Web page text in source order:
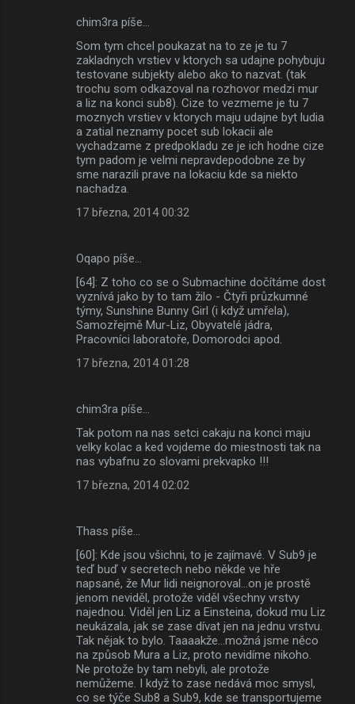
chim3ra píše…
Som tym chcel poukazat na to ze je tu 7
zakladnych vrstiev v ktorych sa udajne pohybuju
testovane subjekty alebo ako to nazvat. (tak
trochu som odkazoval na rozhovor medzi mur
a liz na konci sub8). Cize to vezmeme je tu 7
moznych vrstiev v ktorych maju udajne byt ludia
a zatial neznamy pocet sub lokacii ale
vychadzame z predpokladu ze je ich hodne cize
tym padom je velmi nepravdepodobne ze by
sme narazili prave na lokaciu kde sa niekto
nachadza.
17 března, 2014 00:32
Oqapo píše…
[64]: Z toho co se o Submachine dočítáme dost
vyznívá jako by to tam žilo - Čtyři průzkumné
týmy, Sunshine Bunny Girl (i když umřela),
Samozřejmě Mur-Liz, Obyvatelé jádra,
Pracovníci laboratoře, Domorodci apod.
17 března, 2014 01:28
chim3ra píše…
Tak potom na nas setci cakaju na konci maju
velky kolac a ked vojdeme do miestnosti tak na
nas vybafnu zo slovami prekvapko !!!
17 března, 2014 02:02
Thass píše…
[60]: Kde jsou všichni, to je zajímavé. V Sub9 je
teď buď v secretech nebo někde ve hře
napsané, že Mur lidi neignoroval...on je prostě
jenom neviděl, protože viděl všechny vrstvy
najednou. Viděl jen Liz a Einsteina, dokud mu Liz
neukázala, jak se zase dívat jen na jednu vrstvu.
Tak nějak to bylo. Taaaakže...možná jsme něco
na způsob Mura a Liz, proto nevidíme nikoho.
Ne protože by tam nebyli, ale protože
nemůžeme. I když to zase nedává moc smysl,
co se týče Sub8 a Sub9, kde se transportujeme